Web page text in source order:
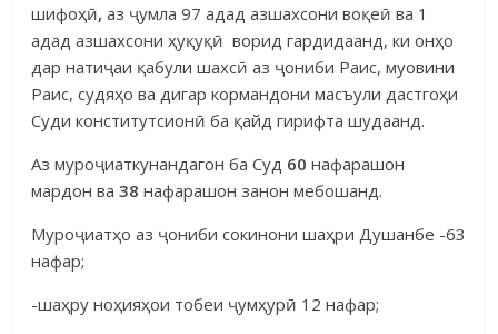
шифоҳӣ, аз ҷумла 97 адад азшахсони воқеӣ ва 1
адад азшахсони ҳуқуқӣ ворид гардидаанд, ки онҳо
дар натиҷаи қабули шахсӣ аз ҷониби Раис, муовини
Раис, судяҳо ва дигар кормандони масъули дастгоҳи
Суди конститутсионӣ ба қайд гирифта шудаанд.
Аз муроҷиаткунандагон ба Суд 60нафарашон
мардон ва38 нафара­шон занон мебошанд.
Муроҷиатҳо аз ҷониби сокинони шаҳри Душанбе -63
нафар;
-шаҳру ноҳияҳои тобеи ҷумҳурӣ 12 нафар;